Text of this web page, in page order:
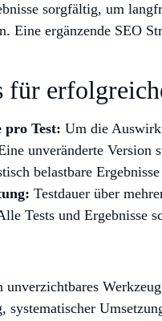
sorgfältig, um
Eine ergänzende SEO
für
pro Test: Um die
unveränderte Version
belastbare
Testdauer über
Tests und Ergebnisse
unverzichtbares